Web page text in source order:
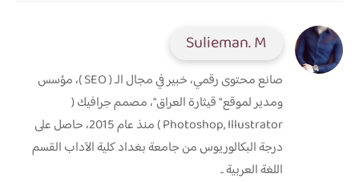
Sulieman. M
صانع محتوى رقمي، خبير في مجال الـ ( SEO )، مؤسس
ومدير لموقع " قيثارة العراق"، مصمم جرافيك (
Photoshop, Illustrator ) منذ عام 2015، حاصل على
درجة البكالوريوس من جامعة بغداد كلية الآداب القسم
اللغة العربية ..